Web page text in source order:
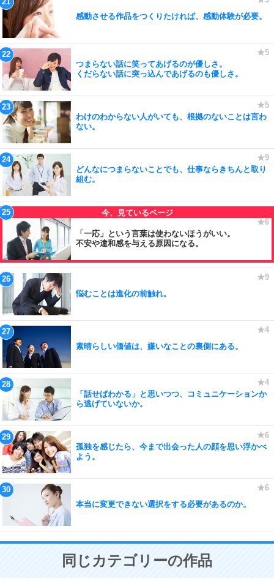
感動させる作品をつくりたければ、感動体験が必要。
つまらない話に笑ってあげるのが優しさ。
くだらない話に突っ込んであげるのも優しさ。
わけのわからない人がいても、根拠のないことは言わ
ない。
どんなにつまらないことでも、仕事ならきちんと取り
組む。
「一応」という言葉は使わないほうがいい。
不安や違和感を与える原因になる。
悩むことは進化の前触れ。
素晴らしい価値は、嫌いなことの裏側にある。
「話せばわかる」と思いつつ、コミュニケーションか
ら逃げていないか。
孤独を感じたら、今まで出会った人の顔を思い浮かべ
よう。
本当に変更できない選択をする必要があるのか。
同じカテゴリーの作品